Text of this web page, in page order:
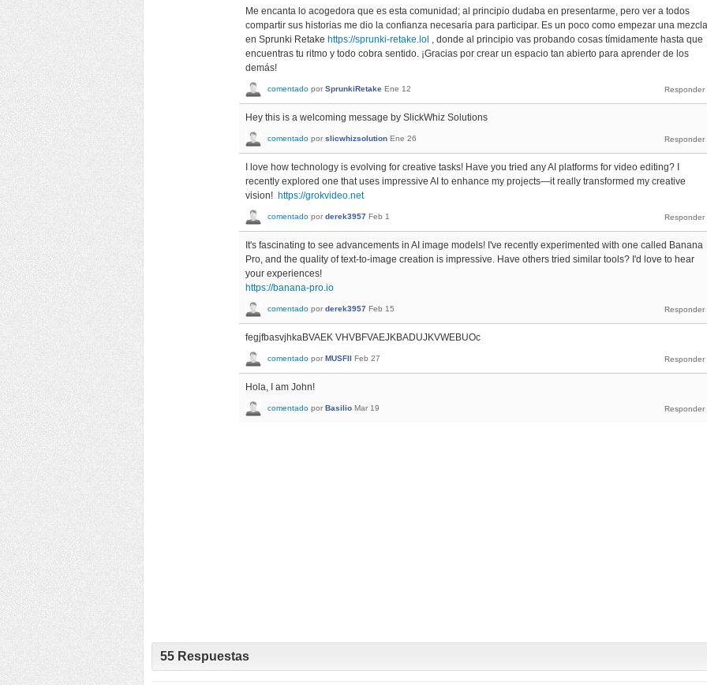
Me encanta lo acogedora que es esta comunidad; al principio dudaba en presentarme, pero ver a todos
compartir sus historias me dio la confianza necesaria para participar. Es un poco como empezar una mezcla
en Sprunki Retake https://sprunki-retake.lol , donde al principio vas probando cosas tímidamente hasta que
encuentras tu ritmo y todo cobra sentido. ¡Gracias por crear un espacio tan abierto para aprender de los
demás!
comentado por SprunkiRetake Ene 12
Hey this is a welcoming message by SlickWhiz Solutions
comentado por slicwhizsolution Ene 26
I love how technology is evolving for creative tasks! Have you tried any AI platforms for video editing? I
recently explored one that uses impressive AI to enhance my projects—it really transformed my creative
vision! https://grokvideo.net
comentado por derek3957 Feb 1
It's fascinating to see advancements in AI image models! I've recently experimented with one called Banana
Pro, and the quality of text-to-image creation is impressive. Have others tried similar tools? I'd love to hear
your experiences!
https://banana-pro.io
comentado por derek3957 Feb 15
fegjfbasvjhkaBVAEK VHVBFVAEJKBADUJKVWEBUOc
comentado por MUSFII Feb 27
Hola, I am John!
comentado por Basilio Mar 19
55 Respuestas